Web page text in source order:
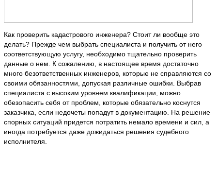
Как проверить кадастрового инженера? Стоит ли вообще это
делать? Прежде чем выбрать специалиста и получить от него
соответствующую услугу, необходимо тщательно проверить
данные о нем. К сожалению, в настоящее время достаточно
много безответственных инженеров, которые не справляются со
своими обязанностями, допуская различные ошибки. Выбрав
специалиста с высоким уровнем квалификации, можно
обезопасить себя от проблем, которые обязательно коснутся
заказчика, если недочеты попадут в документацию. На решение
спорных ситуаций придется потратить немало времени и сил, а
иногда потребуется даже дожидаться решения судебного
исполнителя.